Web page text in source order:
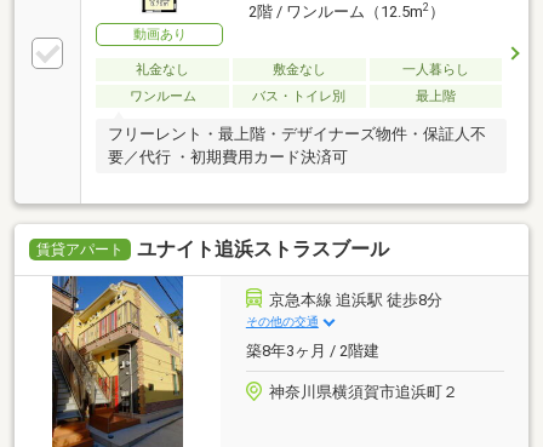
動画あり
2階 / ワンルーム（12.5m2）
礼金なし 敷金なし
一人暮らし
ワンルーム
バス・トイレ別 最上階
フリーレント・最上階・デザイナーズ物件・保証人不
要／代行 ・初期費用カード決済可
賃貸アパート ユナイト追浜ストラスブール
京急本線 追浜駅 徒歩8分
その他の交通
築8年3ヶ月 / 2階建
神奈川県横須賀市追浜町２